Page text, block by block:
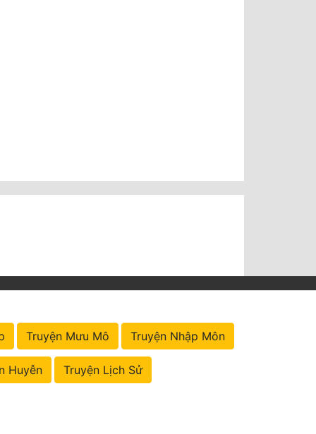
Truyện Mưu Mô Truyện Nhập Môn
Huyễn Truyện Lịch Sử